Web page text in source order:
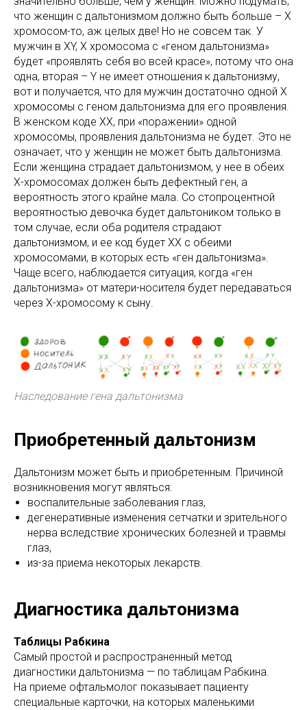
что женщин с дальтонизмом должно быть больше – X
хромосом-то, аж целых две! Но не совсем так. У
мужчин в XY, X хромосома с «геном дальтонизма»
будет «проявлять себя во всей красе», потому что она
одна, вторая – Y не имеет отношения к дальтонизму,
вот и получается, что для мужчин достаточно одной Х
хромосомы с геном дальтонизма для его проявления.
В женском коде XX, при «поражении» одной
хромосомы, проявления дальтонизма не будет. Это не
означает, что у женщин не может быть дальтонизма.
Если женщина страдает дальтонизмом, у нее в обеих
Х-хромосомах должен быть дефектный ген, а
вероятность этого крайне мала. Со стопроцентной
вероятностью девочка будет дальтоником только в
том случае, если оба родителя страдают
дальтонизмом, и ее код будет XX с обеими
хромосомами, в которых есть «ген дальтонизма».
Чаще всего, наблюдается ситуация, когда «ген
дальтонизма» от матери-носителя будет передаваться
через Х-хромосому к сыну.
Наследование гена дальтонизма
Приобретенный дальтонизм
Дальтонизм может быть и приобретенным. Причиной
возникновения могут являться:
воспалительные заболевания глаз,
дегенеративные изменения сетчатки и зрительного
нерва вследствие хронических болезней и травмы
глаз,
из-за приема некоторых лекарств.
Диагностика дальтонизма
Таблицы Рабкина
Самый простой и распространенный метод
диагностики дальтонизма — по таблицам Рабкина.
На приеме офтальмолог показывает пациенту
специальные карточки, на которых маленькими